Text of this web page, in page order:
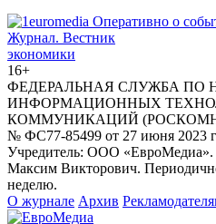
Журнал. Вестник
экономики
16+
ФЕДЕРАЛЬНАЯ СЛУЖБА ПО
ИНФОРМАЦИОННЫХ
КОММУНИКАЦИЙ
№ ФС77-85499 от 27 июня 2023
Учредитель: ООО «ЕвроМедиа».
Максим Викторович.
неделю.
О журнале Архив